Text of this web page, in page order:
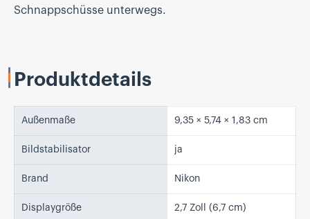
Schnappschüsse unterwegs.
Produktdetails
Außenmaße 9,35 × 5,74 × 1,83 cm
Bildstabilisator ja
Brand Nikon
Displaygröße 2,7 Zoll (6,7 cm)